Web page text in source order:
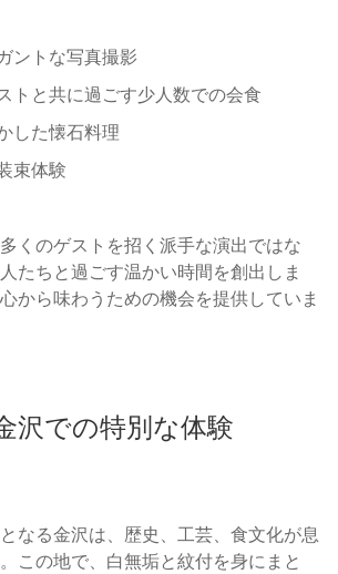
ントな写真撮影
トと共に過ごす少人数での会食
した懐石料理
束体験
くのゲストを招く派手な演出ではな
たちと過ごす温かい時間を創出しま
から味わうための機会を提供していま
沢での特別な体験
なる金沢は、歴史、工芸、食文化が息
この地で、白無垢と紋付を身にまと